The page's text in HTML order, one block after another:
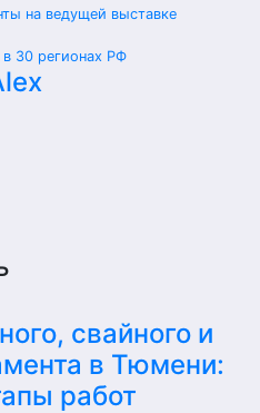
на ведущей выставке
30 регионах РФ
свайного и
в Тюмени:
работ